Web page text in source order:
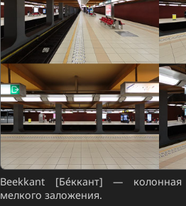
Beekkant [Бе́ккант] — колонная
мелкого заложения.